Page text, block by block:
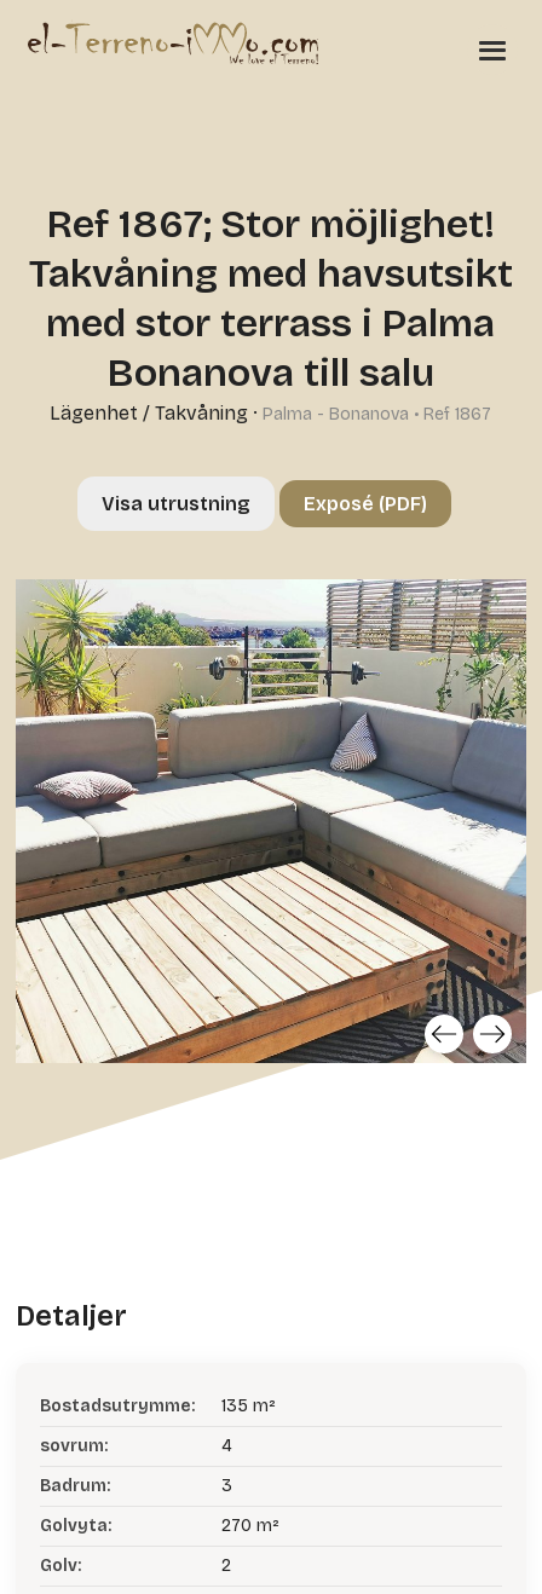
Ref 1867; Stor möjlighet!
Takvåning med havsutsikt
med stor terrass i Palma
Bonanova till salu
Lägenhet / Takvåning · Palma - Bonanova • Ref 1867
Visa utrustning Exposé (PDF)
Detaljer
Bostadsutrymme:
135 m²
sovrum:
4
Badrum:
3
Golvyta:
270 m²
Golv:
2